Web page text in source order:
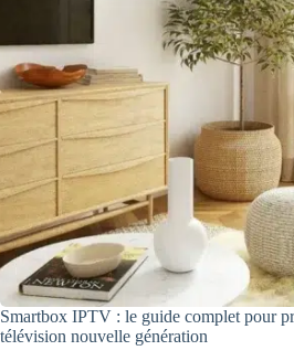
Smartbox IPTV : le guide complet pour
télévision nouvelle génération